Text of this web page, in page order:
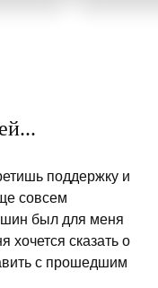
поддержку и
совсем
был для меня
хочется сказать о
с прошедшим